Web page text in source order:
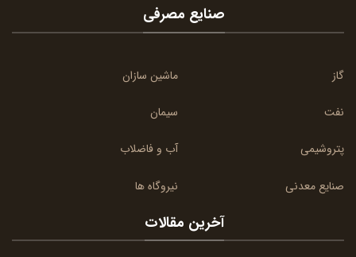
صنایع مصرفی
گاز
نفت
پتروشیمی
صنایع معدنی
ماشین سازان
سیمان
آب و فاضلاب
نیروگاه ها
آخرین مقالات